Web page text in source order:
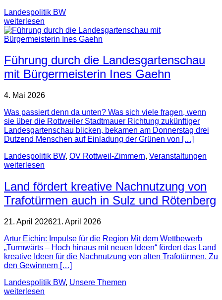
Landespolitik BW
weiterlesen
Führung durch die Landesgartenschau
mit Bürgermeisterin Ines Gaehn
4. Mai 2026
Was passiert denn da unten? Was sich viele fragen, wenn
sie über die Rottweiler Stadtmauer Richtung zukünftiger
Landesgartenschau blicken, bekamen am Donnerstag drei
Dutzend Menschen auf Einladung der Grünen von […]
Landespolitik BW, OV Rottweil-Zimmern, Veranstaltungen
weiterlesen
Land fördert kreative Nachnutzung von
Trafotürmen auch in Sulz und Rötenberg
21. April 202621. April 2026
Artur Eichin: Impulse für die Region Mit dem Wettbewerb
„Turmwärts – Hoch hinaus mit neuen Ideen“ fördert das Land
kreative Ideen für die Nachnutzung von alten Trafotürmen. Zu
den Gewinnern […]
Landespolitik BW, Unsere Themen
weiterlesen